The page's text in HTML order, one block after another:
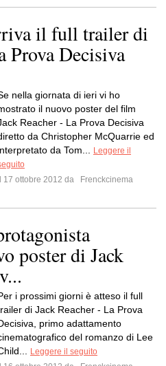
il full trailer di
Prova Decisiva
nella giornata di ieri vi ho
il nuovo poster del film
Reacher - La Prova Decisiva
da Christopher McQuarrie ed
da Tom...
Leggere il
Il 17 ottobre 2012 da
Frenckcinema
poster di Jack
i prossimi giorni è atteso il full
di Jack Reacher - La Prova
primo adattamento
del romanzo di Lee
Leggere il seguito